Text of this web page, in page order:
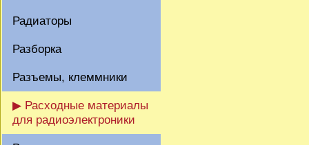
Радиаторы
Разборка
Разъемы, клеммники
▶ Расходные материалы
для радиоэлектроники